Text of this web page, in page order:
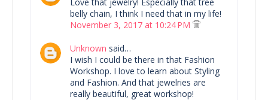
Love that jewelry! Especially that tree
belly chain, I think I need that in my life!
November 3, 2017 at 10:24 PM
Unknown said…
I wish I could be there in that Fashion
Workshop. I love to learn about Styling
and Fashion. And that jewelries are
really beautiful, great workshop!